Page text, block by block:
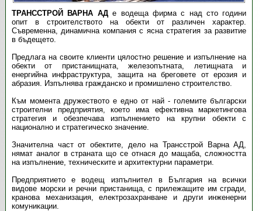
ТРАНССТРОЙ ВАРНА АДе водеща фирма с над сто години
опит в строителството на обекти от различен характер.
Съвременна, динамична компания с ясна стратегия за развитие
в бъдещето.
Предлага на своите клиенти цялостно решение и изпълнение на
обекти от пристанищната, железопътната, летищната и
енергийна инфраструктура, защита на бреговете от ерозия и
абразия. Изпълнява гражданско и промишлено строителство.
Към момента дружеството е едно от най - големите български
строителни предприятия, което има ефективна маркетингова
стратегия и обезпечава изпълнението на крупни обекти с
национално и стратегическо значение.
Значителна част от обектите, дело на Трансстрой Варна АД,
нямат аналог в страната що се отнася до мащаба, сложността
на изпълнение, техническите и архитектурни параметри.
Предприятието е водещ изпълнител в България на всички
видове морски и речни пристанища, с прилежащите им сгради,
кранова механизация, електрозахранване и други инженерни
комуникации.